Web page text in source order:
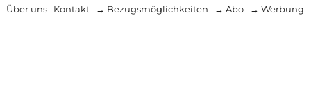
Über uns Kontakt → Bezugsmöglichkeiten → Abo → Werbung